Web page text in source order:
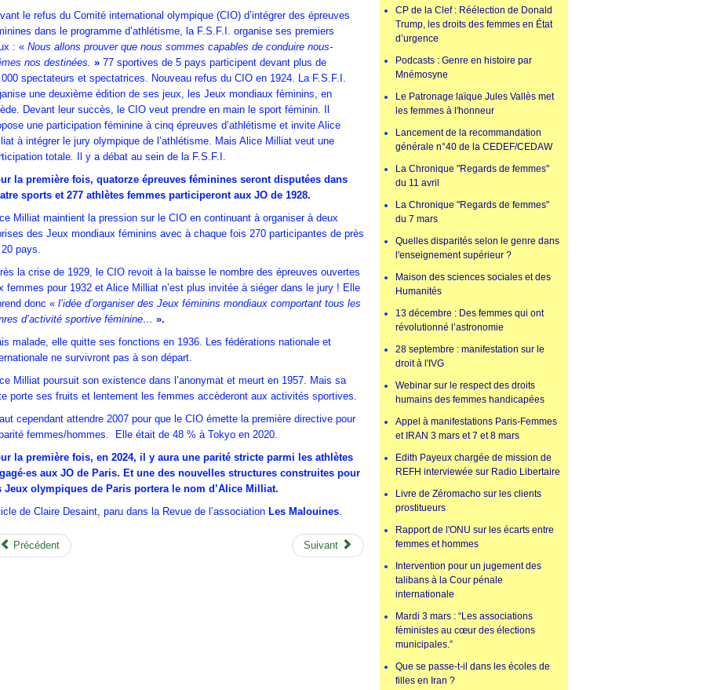
le refus du Comité international olympique (CIO) d’intégrer des épreuves
dans le programme d’athlétisme, la F.S.F.I. organise ses premiers
: « Nous allons prouver que nous sommes capables de conduire nous-
nos destinées. » 77 sportives de 5 pays participent devant plus de
spectateurs et spectatrices. Nouveau refus du CIO en 1924. La F.S.F.I.
une deuxième édition de ses jeux, les Jeux mondiaux féminins, en
Devant leur succès, le CIO veut prendre en main le sport féminin. Il
une participation féminine à cinq épreuves d’athlétisme et invite Alice
à intégrer le jury olympique de l’athlétisme. Mais Alice Milliat veut une
totale.
Il y a débat au sein de la F.S.F.I.
la première fois, quatorze épreuves féminines seront disputées dans
sports et 277 athlètes femmes participeront aux JO de 1928.
Milliat maintient la pression sur le CIO en continuant à organiser à deux
des Jeux mondiaux féminins avec à chaque fois 270 participantes de près
pays.
la crise de 1929, le CIO revoit à la baisse le nombre des épreuves ouvertes
femmes pour 1932 et Alice Milliat n’est plus invitée à siéger dans le jury ! Elle
donc « l’idée d’organiser des Jeux féminins mondiaux comportant tous les
d’activité sportive féminine… ».
malade, elle quitte ses fonctions en 1936. Les fédérations nationale et
ne survivront pas à son départ.
Milliat poursuit son existence dans l’anonymat et meurt en 1957. Mais sa
porte ses fruits et lentement les femmes accèderont aux activités sportives.
cependant attendre 2007 pour que le CIO émette la première directive pour
femmes/hommes. Elle était de 48 % à Tokyo en 2020.
la première fois, en 2024, il y aura une parité stricte parmi les athlètes
aux JO de Paris. Et une des nouvelles structures construites pour
Jeux olympiques de Paris portera le nom d’Alice Milliat.
de Claire Desaint, paru dans la Revue de l’association Les Malouines.
Précédent Suivant
CP de la Clef : Réélection de Donald
Trump, les droits des femmes en État
d’urgence
Podcasts : Genre en histoire par
Mnémosyne
Le Patronage laïque Jules Vallès met
les femmes à l'honneur
Lancement de la recommandation
générale n°40 de la CEDEF/CEDAW
La Chronique "Regards de femmes"
du 11 avril
La Chronique "Regards de femmes"
du 7 mars
Quelles disparités selon le genre dans
l'enseignement supérieur ?
Maison des sciences sociales et des
Humanités
13 décembre : Des femmes qui ont
révolutionné l’astronomie
28 septembre : manifestation sur le
droit à l'IVG
Webinar sur le respect des droits
humains des femmes handicapées
Appel à manifestations Paris-Femmes
et IRAN 3 mars et 7 et 8 mars
Edith Payeux chargée de mission de
REFH interviewée sur Radio Libertaire
Livre de Zéromacho sur les clients
prostitueurs
Rapport de l'ONU sur les écarts entre
femmes et hommes
Intervention pour un jugement des
talibans à la Cour pénale
internationale
Mardi 3 mars : “Les associations
féministes au cœur des élections
municipales.”
Que se passe-t-il dans les écoles de
filles en Iran ?